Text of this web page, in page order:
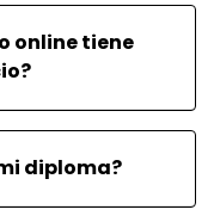
online tiene
diploma?